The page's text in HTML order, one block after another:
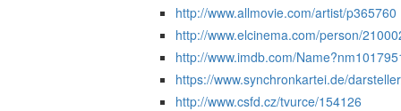
http://www.allmovie.com/artist/p365760
http://www.elcinema.com/person/
http://www.imdb.com/
https://www.synchronkartei.de/
http://www.csfd.cz/tvurce/154126